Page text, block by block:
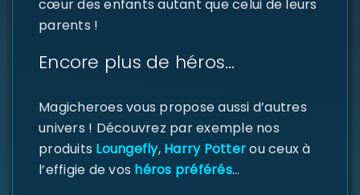
CONNECTER
ou e-mail *
de passe *
cœur des enfants autant que celui de leurs
parents !
Encore plus de héros…
Magicheroes vous propose aussi d’autres
univers ! Découvrez par exemple nos
produits Loungefly,Harry Potterou ceux à
l’effigie de vos héros préférés…